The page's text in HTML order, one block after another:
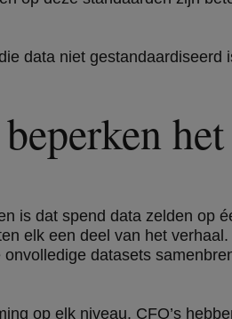
data niet
is dat spend data zelden op
elk een deel van het
datasets
op elk niveau. CFO’s